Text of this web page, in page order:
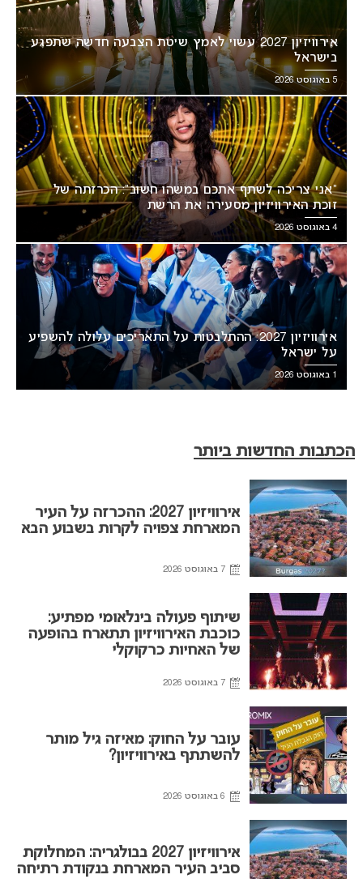
אירוויזיון 2027 עשוי לאמץ שיטת הצבעה חדשה שתפגע
בישראל
5 באוגוסט 2026
“אני צריכה לשתף אתכם במשהו חשוב”: הכרזתה של
זוכת האירוויזיון מסעירה את הרשת
4 באוגוסט 2026
אירוויזיון 2027: ההתלבטות על התאריכים עלולה להשפיע
על ישראל
1 באוגוסט 2026
הכתבות החדשות ביותר
אירוויזיון 2027: ההכרזה על העיר
המארחת צפויה לקרות בשבוע הבא
7 באוגוסט 2026
שיתוף פעולה בינלאומי מפתיע:
כוכבת האירוויזיון תתארח בהופעה
של האחיות כרקוקלי
7 באוגוסט 2026
עובר על החוק: מאיזה גיל מותר
להשתתף באירוויזיון?
6 באוגוסט 2026
אירוויזיון 2027 בבולגריה: המחלוקת
סביב העיר המארחת בנקודת רתיחה